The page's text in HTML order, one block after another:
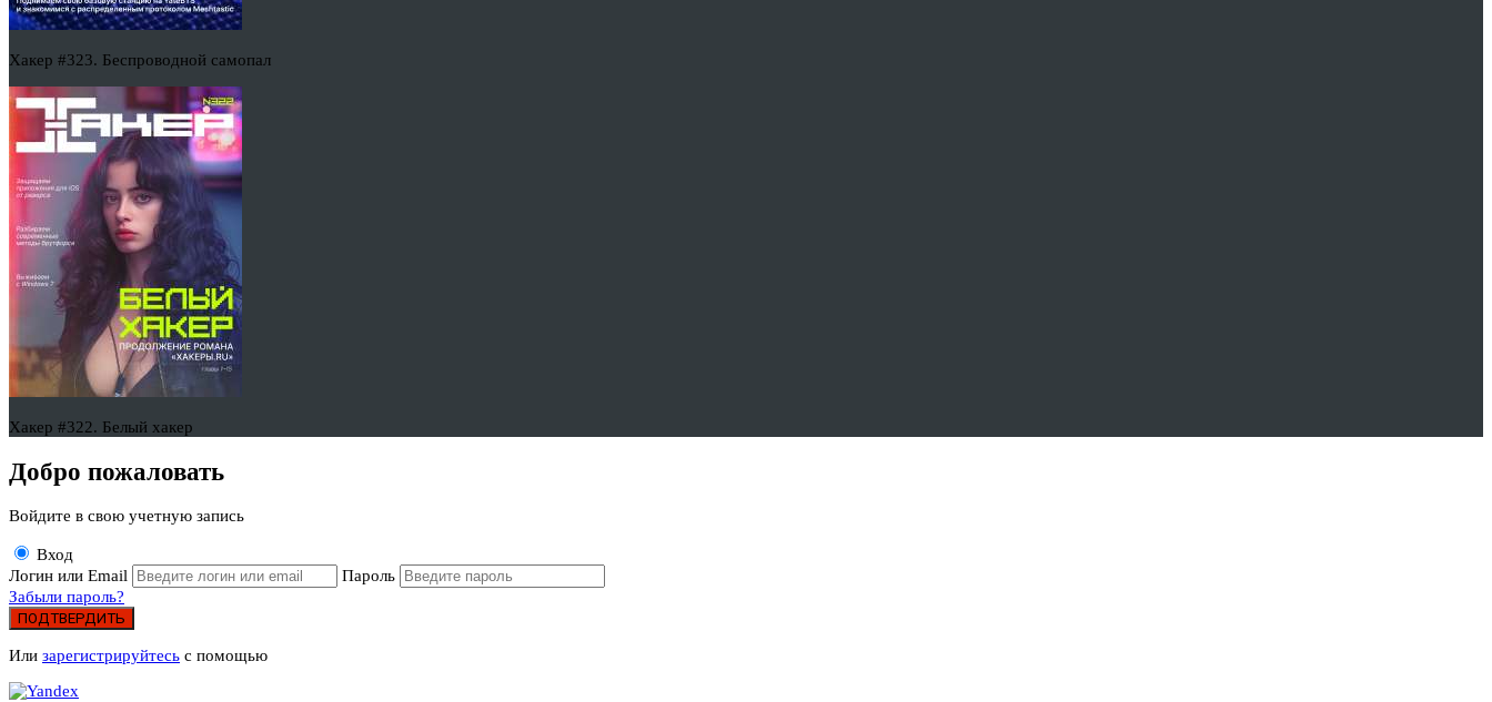
Хакер #323. Беспроводной самопал
Хакер #322. Белый хакер
Добро пожаловать
Войдите в свою учетную запись
Вход
Логин или Email
Пароль
Забыли пароль?
ПОДТВЕРДИТЬ
Или зарегистрируйтесь с помощью